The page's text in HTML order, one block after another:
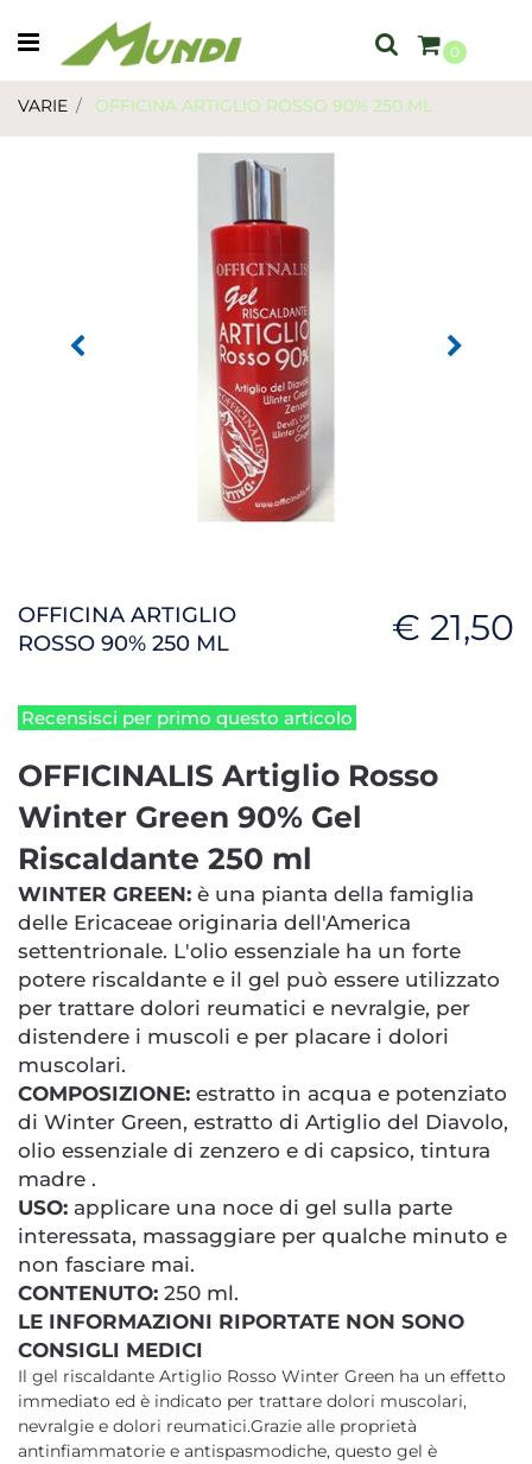
Open menu
0
VARIE OFFICINA ARTIGLIO ROSSO 90% 250 ML
OFFICINA ARTIGLIO
ROSSO 90% 250 ML
€ 21,50
Recensisci per primo questo articolo
OFFICINALIS Artiglio Rosso
Winter Green 90% Gel
Riscaldante 250 ml
WINTER GREEN: è una pianta della famiglia
delle Ericaceae originaria dell'America
settentrionale. L'olio essenziale ha un forte
potere riscaldante e il gel può essere utilizzato
per trattare dolori reumatici e nevralgie, per
distendere i muscoli e per placare i dolori
muscolari.
COMPOSIZIONE: estratto in acqua e potenziato
di Winter Green, estratto di Artiglio del Diavolo,
olio essenziale di zenzero e di capsico, tintura
madre .
USO: applicare una noce di gel sulla parte
interessata, massaggiare per qualche minuto e
non fasciare mai.
CONTENUTO: 250 ml.
LE INFORMAZIONI RIPORTATE NON SONO
CONSIGLI MEDICI
Il gel riscaldante Artiglio Rosso Winter Green ha un effetto
immediato ed è indicato per trattare dolori muscolari,
nevralgie e dolori reumatici.Grazie alle proprietà
antinfiammatorie e antispasmodiche, questo gel è